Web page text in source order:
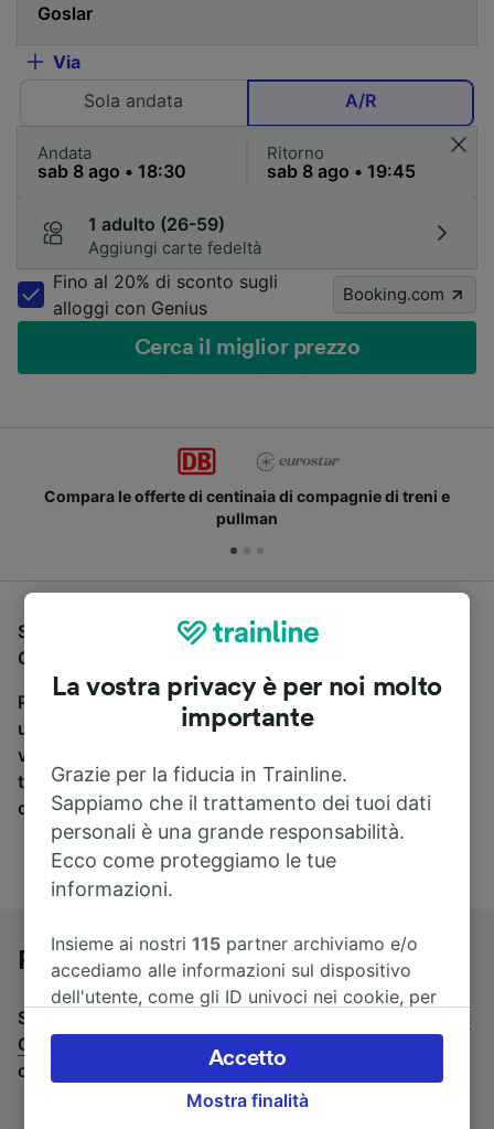
Via
Sola andata
A/R
Andata Ritorno
1 adulto (26-59)
Aggiungi carte fedeltà
Fino al 20% di sconto sugli
alloggi con Genius
Booking.com
Cerca il miglior prezzo
Compara le offerte di centinaia di compagnie di treni e
pullman
Se stai cercando un pullman per viaggiare da
Quedlinburg a Goslar, sei nel posto giusto.
Per trovare i biglietti dei pullman, è sufficiente avviare
una ricerca in alto, e compareremo i tempi e i costi del
viaggio in treno e in pullman. Con Trainline puoi
trovare i biglietti per viaggiare con oltre 170
compagnie ferroviarie e dei pullman.
Pullman da Quedlinburg a Goslar
Stai cercando un viaggio di ritorno? Vai su
Goslar a Quedlinburg
Se preferisci prendere il treno,
consulta la pagina
treni da Quedlinburg a Goslar
La vostra privacy è per noi molto
importante
Grazie per la fiducia in Trainline.
Sappiamo che il trattamento dei tuoi dati
personali è una grande responsabilità.
Ecco come proteggiamo le tue
informazioni.
Insieme ai nostri115 partner archiviamo e/o
accediamo alle informazioni sul dispositivo
dell'utente, come gli ID univoci nei cookie, per
accettare o gestire le proprie scelte facendo
clic di seguito, tra cui il proprio diritto di
opporsi sulla base di un interesse legittimo o
Mostra finalità
Accetto